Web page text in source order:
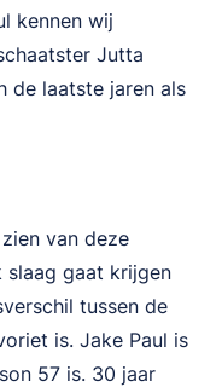
kennen wij
Jutta
de laatste jaren als
van deze
slaag gaat krijgen
tussen de
is. Jake Paul is
57 is. 30 jaar